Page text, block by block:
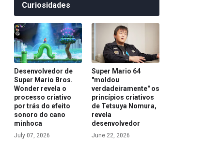
Curiosidades
Desenvolvedor de
Super Mario Bros.
Wonder revela o
processo criativo
por trás do efeito
sonoro do cano
minhoca
July 07, 2026
Super Mario 64
"moldou
verdadeiramente" os
princípios criativos
de Tetsuya Nomura,
revela
desenvolvedor
June 22, 2026